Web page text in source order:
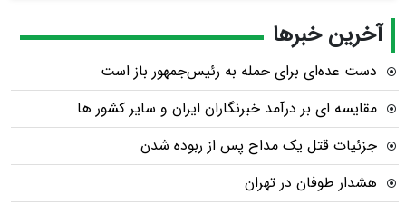
آخرین خبرها
دست عده‌ای برای حمله به رئیس‌جمهور باز است
مقایسه ای بر درآمد خبرنگاران ایران و سایر کشور ها
جزئیات قتل یک مداح پس از ربوده شدن
هشدار طوفان در تهران